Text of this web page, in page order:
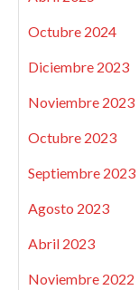
Octubre 2024
Diciembre 2023
Noviembre 2023
Octubre 2023
Septiembre 2023
Agosto 2023
Abril 2023
Noviembre 2022